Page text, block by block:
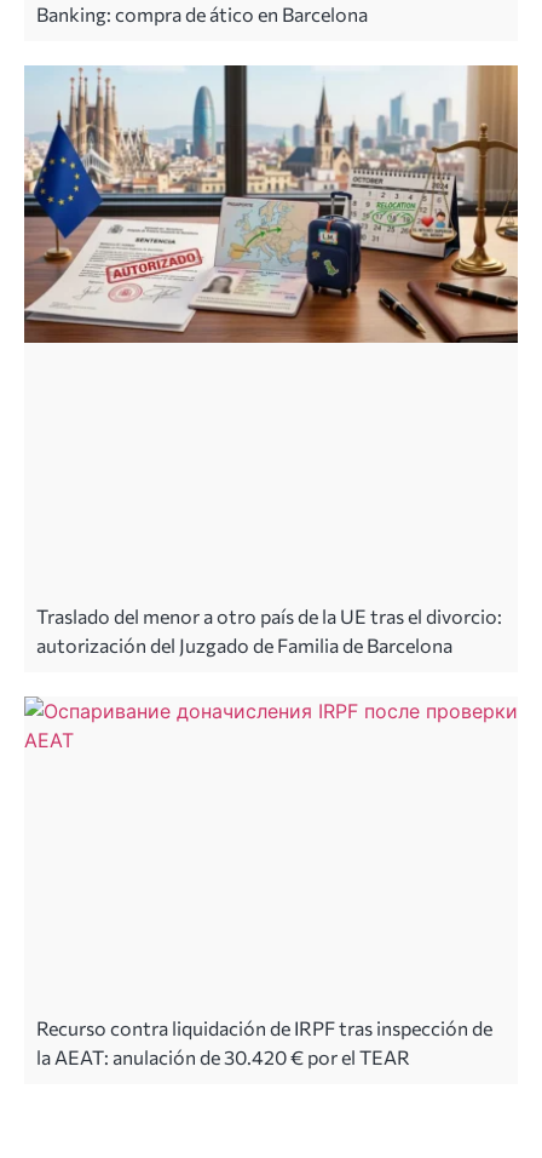
Banking: compra de ático en Barcelona
Traslado del menor a otro país de la UE tras el divorcio:
autorización del Juzgado de Familia de Barcelona
Recurso contra liquidación de IRPF tras inspección de
la AEAT: anulación de 30.420 € por el TEAR